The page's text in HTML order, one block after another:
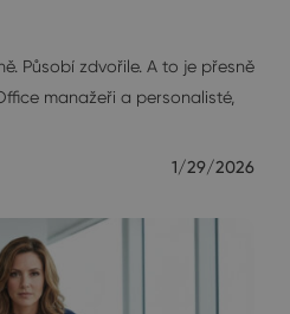
Působí zdvořile. A to je přesně
manažeři a personalisté,
1/29/2026